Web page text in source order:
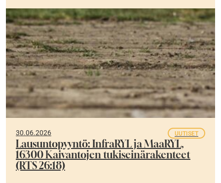
30.06.2026 UUTISET
Lausuntopyyntö: InfraRYL ja MaaRYL,
16300 Kaivantojen tukiseinärakenteet
(RTS 26:18)